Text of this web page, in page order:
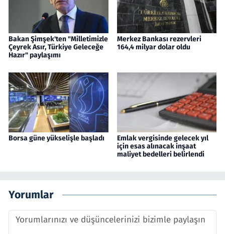
Bakan Şimşek'ten "Milletimizle
Çeyrek Asır, Türkiye Geleceğe
Hazır" paylaşımı
Merkez Bankası rezervleri
164,4 milyar dolar oldu
Borsa güne yükselişle başladı
Emlak vergisinde gelecek yıl
için esas alınacak inşaat
maliyet bedelleri belirlendi
Yorumlar